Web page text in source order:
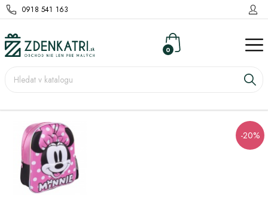
0918 541 163
0
-20%